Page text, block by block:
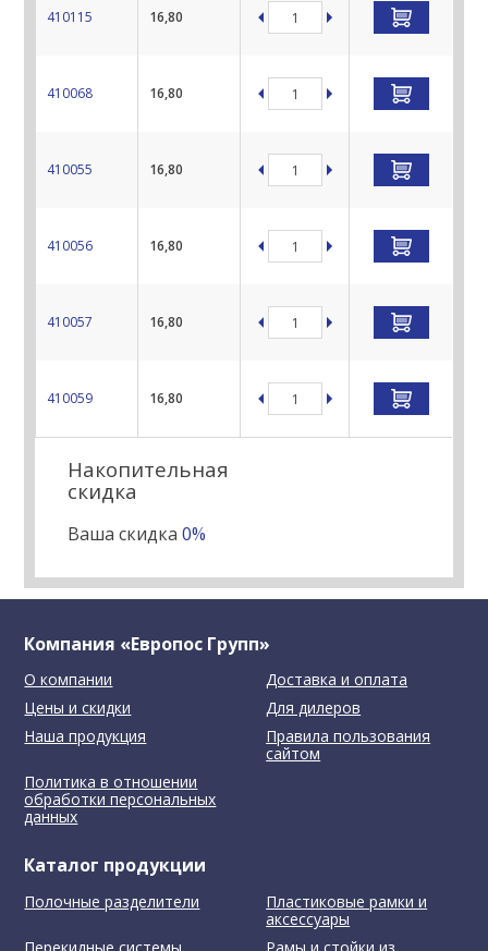
410115 16,80
410068 16,80
410055 16,80
410056 16,80
410057 16,80
410059 16,80
Накопительная
скидка
Ваша скидка0%
Компания «Европос Групп»
О компании
Доставка и оплата
Цены и скидки
Для дилеров
Наша продукция
Правила пользования
сайтом
Политика в отношении
обработки персональных
данных
Каталог продукции
Полочные разделители
Пластиковые рамки и
аксессуары